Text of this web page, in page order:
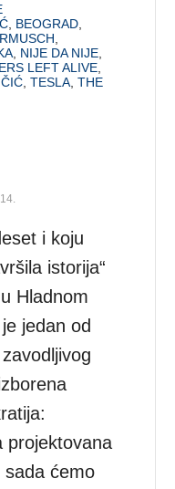
BEOGRAD
NIJE DA NIJE
LEFT ALIVE
,TESLA ,THE
i koju
istorija“
Hladnom
jedan od
projektovana
sada ćemo